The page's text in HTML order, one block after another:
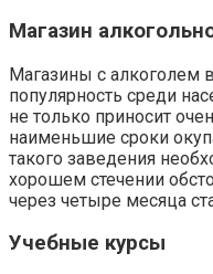
Магазин
Магазины с алкоголем
популярность среди
не только приносит
наименьшие сроки
такого заведения
хорошем стечении
через четыре месяца
Учебные курсы